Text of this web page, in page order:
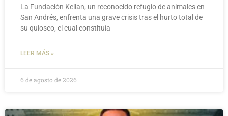
La Fundación Kellan, un reconocido refugio de animales en
San Andrés, enfrenta una grave crisis tras el hurto total de
su quiosco, el cual constituía
LEER MÁS »
6 de agosto de 2026